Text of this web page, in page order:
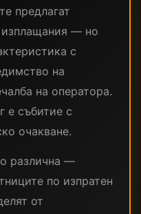
предлагат
— но
с
на
на оператора.
е събитие с
очакване.
различна —
по изпратен
от